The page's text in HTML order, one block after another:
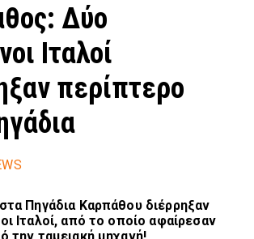
Δύο
Ιταλοί
περίπτερο
Πηγάδια Καρπάθου διέρρηξαν
Ιταλοί, από το οποίο αφαίρεσαν
την ταμειακή μηχανή!